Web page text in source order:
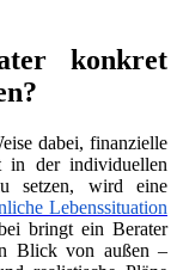
konkret
dabei, finanzielle
in der individuellen
setzen, wird eine
Lebenssituation
bringt ein Berater
Blick von außen –